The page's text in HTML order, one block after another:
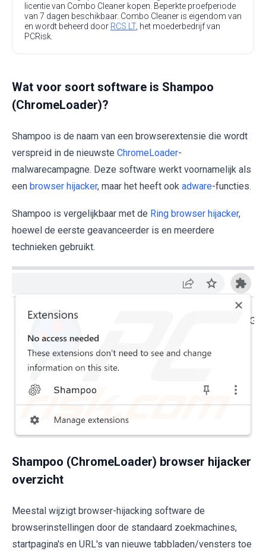
licentie van Combo Cleaner kopen. Beperkte proefperiode
van 7 dagen beschikbaar. Combo Cleaner is eigendom van
en wordt beheerd door RCS LT, het moederbedrijf van
PCRisk.
Wat voor soort software is Shampoo
(ChromeLoader)?
Shampoo is de naam van een browserextensie die wordt
verspreid in de nieuwste ChromeLoader-
malwarecampagne. Deze software werkt voornamelijk als
een browser hijacker, maar het heeft ook adware-functies.
Shampoo is vergelijkbaar met de Ring browser hijacker,
hoewel de eerste geavanceerder is en meerdere
technieken gebruikt.
Shampoo (ChromeLoader) browser hijacker
overzicht
Meestal wijzigt browser-hijacking software de
browserinstellingen door de standaard zoekmachines,
startpagina's en URL's van nieuwe tabbladen/vensters toe